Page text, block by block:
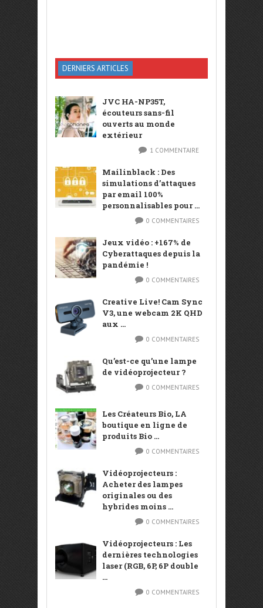
DERNIERS ARTICLES
JVC HA-NP35T,
écouteurs sans-fil
ouverts au monde
extérieur
1 COMMENTAIRE
Mailinblack : Des
simulations d’attaques
par email 100%
personnalisables pour ...
0 COMMENTAIRES
Jeux vidéo : +167% de
Cyberattaques depuis la
pandémie !
0 COMMENTAIRES
Creative Live! Cam Sync
V3, une webcam 2K QHD
aux ...
0 COMMENTAIRES
Qu’est-ce qu’une lampe
de vidéoprojecteur ?
0 COMMENTAIRES
Les Créateurs Bio, LA
boutique en ligne de
produits Bio ...
0 COMMENTAIRES
Vidéoprojecteurs :
Acheter des lampes
originales ou des
hybrides moins ...
0 COMMENTAIRES
Vidéoprojecteurs : Les
dernières technologies
laser (RGB, 6P, 6P double
...
0 COMMENTAIRES